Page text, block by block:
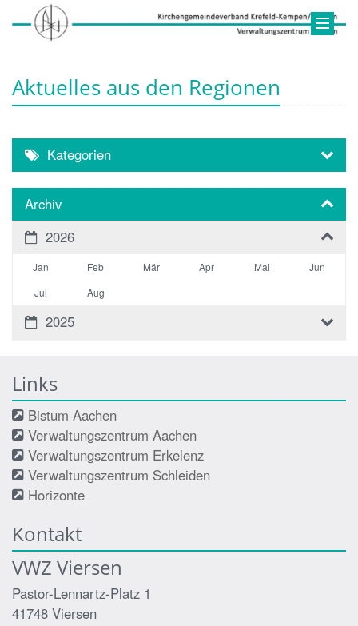
Aktuelles aus den Regionen
Kategorien
Archiv
2026
Jan Feb Mär Apr Mai
Jun
Jul
Aug
2025
Links
Bistum Aachen
Verwaltungszentrum Aachen
Verwaltungszentrum Erkelenz
Verwaltungszentrum Schleiden
Horizonte
Kontakt
VWZ Viersen
Pastor-Lennartz-Platz 1
41748 Viersen